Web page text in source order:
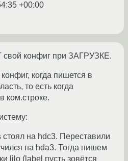
+00:00
конфиг при ЗАГРУЗКЕ.
конфиг, когда пишется в
то есть когда
ком.строке.
на hdс3. Переставили
на hda3. Тогда пишем
lilo (label пусть зовётся